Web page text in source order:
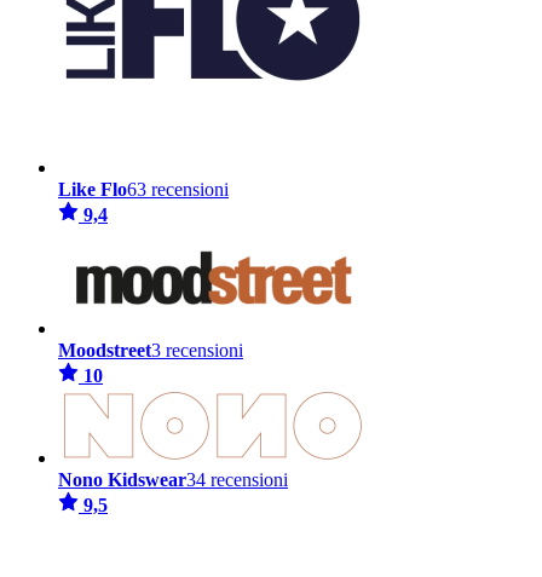
Like Flo63 recensioni
9,4
Moodstreet3 recensioni
10
Nono Kidswear34 recensioni
9,5